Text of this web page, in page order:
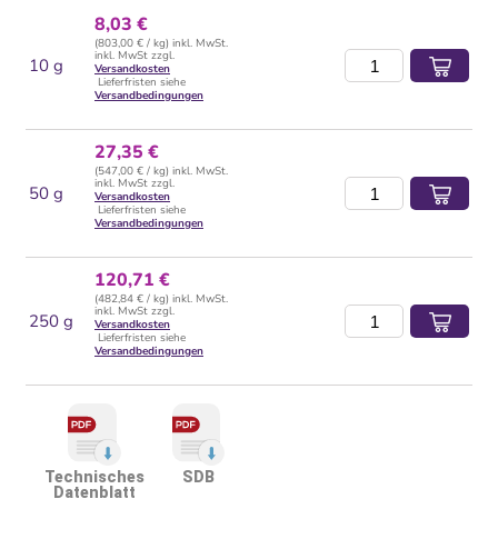
10 g
8,03 €
(803,00 € / kg) inkl. MwSt.
inkl. MwSt zzgl.
Versandkosten
Lieferfristen siehe
Versandbedingungen
50 g
27,35 €
(547,00 € / kg) inkl. MwSt.
inkl. MwSt zzgl.
Versandkosten
Lieferfristen siehe
Versandbedingungen
250 g
120,71 €
(482,84 € / kg) inkl. MwSt.
inkl. MwSt zzgl.
Versandkosten
Lieferfristen siehe
Versandbedingungen
Technisches
Datenblatt
SDB